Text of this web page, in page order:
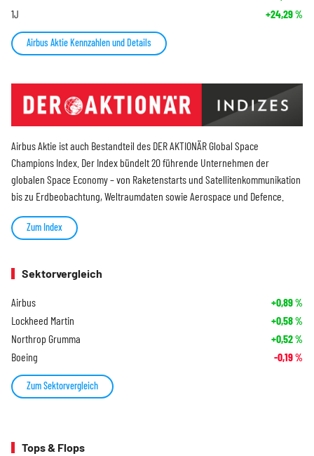
1J +24,29%
Airbus Aktie Kennzahlen und Details
Airbus Aktie ist auch Bestandteil des DER AKTIONÄR Global Space
Champions Index. Der Index bündelt 20 führende Unternehmen der
globalen Space Economy – von Raketenstarts und Satellitenkommunikation
bis zu Erdbeobachtung, Weltraumdaten sowie Aerospace und Defence.
Zum Index
Sektorvergleich
Airbus +0,89%
Lockheed Martin +0,58%
Northrop Grumma +0,52%
Boeing -0,19%
Zum Sektorvergleich
Tops & Flops